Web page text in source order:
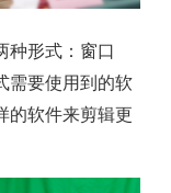
种形式：窗口
需要使用到的软
的软件来剪辑更